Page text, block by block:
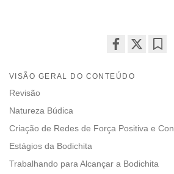
on
VISÃO GERAL DO CONTEÚDO
Revisão
Natureza Búdica
Criação de Redes de Força Positiva e
Estágios da Bodichita
Trabalhando para Alcançar a Bodichita